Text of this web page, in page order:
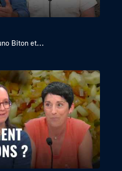
Biton et...